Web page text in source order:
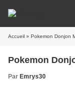
Accueil » Pokemon Donjon
Pokemon
Par Emrys30